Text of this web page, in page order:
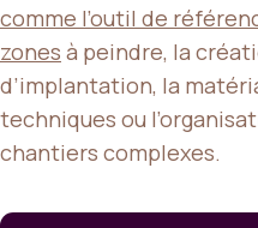
comme l’outil de
zones à peindre, la
d’implantation, la
techniques ou
chantiers complexes.